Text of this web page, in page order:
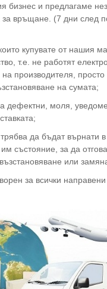
бизнес и предлагаме
за връщане. (7 дни след
купувате от нашия
т.е. не работят
производителя, просто
на сумата;
дефектни, моля,
да бъдат върнати в
състояние, за да
или
за всички